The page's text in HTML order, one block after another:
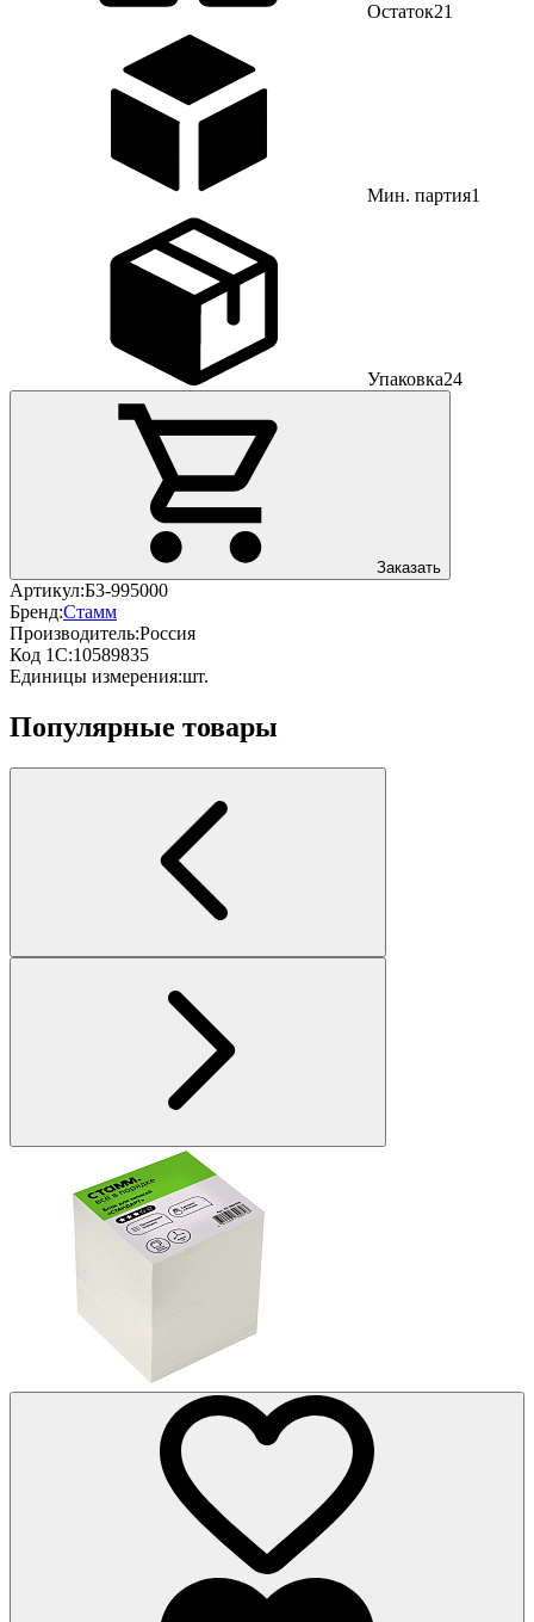
Остаток21
Мин. партия1
Упаковка24
Заказать
Артикул:Б3-995000
Бренд:Стамм
Производитель:Россия
Код 1С:10589835
Единицы измерения:шт.
Популярные товары